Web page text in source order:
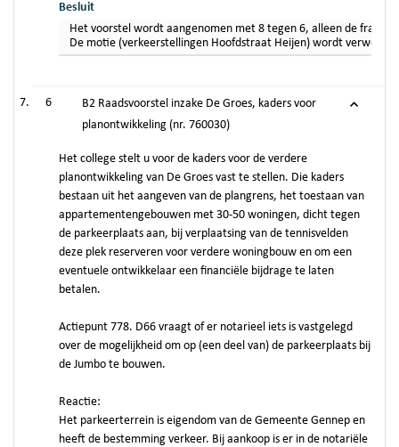
Besluit
Het voorstel wordt aangenomen met 8 tegen 6, alleen de fracties
De motie (verkeerstellingen Hoofdstraat Heijen) wordt
6
B2 Raadsvoorstel inzake De Groes, kaders voor
planontwikkeling (nr. 760030)
Het college stelt u voor de kaders voor de verdere
planontwikkeling van De Groes vast te stellen. Die kaders
bestaan uit het aangeven van de plangrens, het toestaan van
appartementengebouwen met 30-50 woningen, dicht tegen
de parkeerplaats aan, bij verplaatsing van de tennisvelden
deze plek reserveren voor verdere woningbouw en om een
eventuele ontwikkelaar een financiële bijdrage te laten
betalen.
Actiepunt 778. D66 vraagt of er notarieel iets is vastgelegd
over de mogelijkheid om op (een deel van) de parkeerplaats bij
de Jumbo te bouwen.
Reactie:
Het parkeerterrein is eigendom van de Gemeente Gennep en
heeft de bestemming verkeer. Bij aankoop is er in de notariële